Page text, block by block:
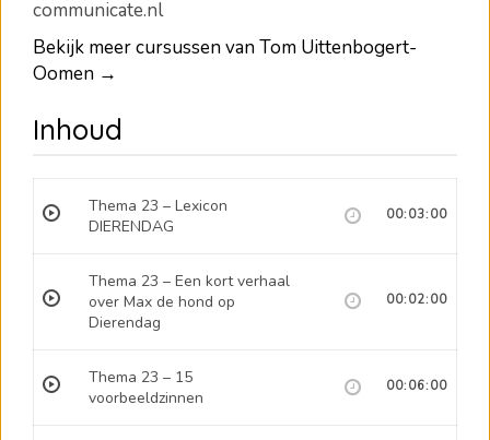
communicate.nl
Bekijk meer cursussen van Tom Uittenbogert-
Oomen →
Inhoud
Thema 23 – Lexicon
DIERENDAG
00:03:00
Thema 23 – Een kort verhaal
over Max de hond op
Dierendag
00:02:00
Thema 23 – 15
voorbeeldzinnen
00:06:00